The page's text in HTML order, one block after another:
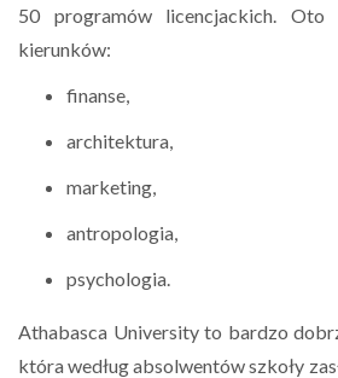
50 programów licencjackich. Oto
kierunków:
finanse,
architektura,
marketing,
antropologia,
psychologia.
Athabasca University to bardzo
która według absolwentów szkoły